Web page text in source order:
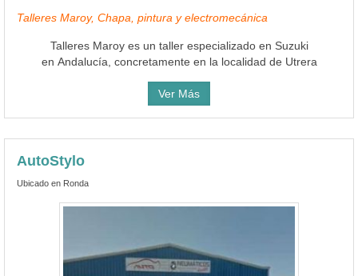
Talleres Maroy, Chapa, pintura y electromecánica
Talleres Maroy es un taller especializado en Suzuki
en Andalucía, concretamente en la localidad de Utrera
Ver Más
AutoStylo
Ubicado en Ronda